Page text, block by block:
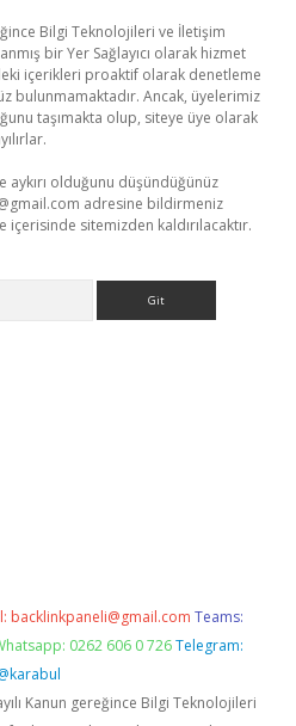
Bilgi Teknolojileri ve İletişim
bir Yer Sağlayıcı olarak hizmet
içerikleri proaktif olarak denetleme
bulunmamaktadır. Ancak, üyelerimiz
taşımakta olup, siteye üye olarak
aykırı olduğunu düşündüğünüz
adresine bildirmeniz
sitemizden kaldırılacaktır.
backlinkpaneli@gmail.com Teams:
0262 606 0 726 Telegram:
Kanun gereğince Bilgi Teknolojileri